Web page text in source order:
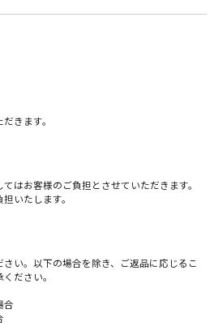
きます。
はお客様のご負担とさせていただきます。
いたします。
い。以下の場合を除き、ご返品に応じるこ
ださい。
合